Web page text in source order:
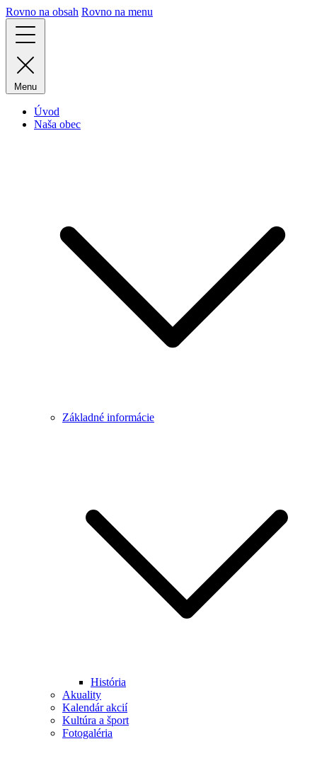
Rovno na obsah Rovno na menu
Menu
Úvod
Naša obec
Základné informácie
História
Akuality
Kalendár akcií
Kultúra a šport
Fotogaléria